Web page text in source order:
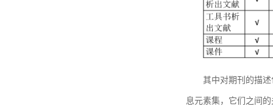
其中对期刊的描
息元素集，它们之间